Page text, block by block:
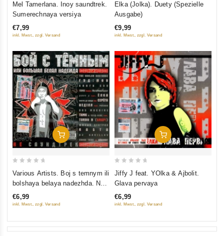
5
Mel Tamerlana. Inoy saundtrek.
Sumerechnaya versiya
€7,99
inkl. Mwst., zzgl. Versand
5
Elka (Jolka). Duety (Spezielle
Ausgabe)
€9,99
inkl. Mwst., zzgl. Versand
In Den Warenkorb
5
Various Artists. Boj s temnym ili
bolshaya belaya nadezhda. Ne
saundtrek
€6,99
inkl. Mwst., zzgl. Versand
In Den Warenkorb
out
5
Jiffy J feat. YOlka & Ajbolit.
Glava pervaya
€6,99
inkl. Mwst., zzgl. Versand